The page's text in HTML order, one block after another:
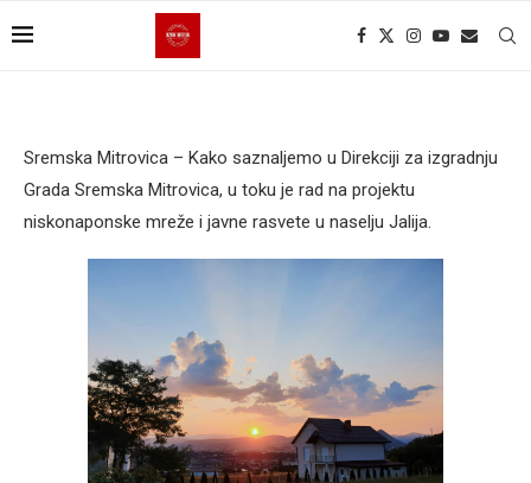
Sremska Mitrovica – Kako saznaljemo u Direkciji za izgradnju
Grada Sremska Mitrovica, u toku je rad na projektu
niskonaponske mreže i javne rasvete u naselju Jalija.